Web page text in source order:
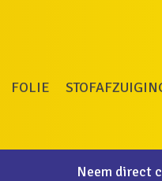
FOLIE
Neem direct